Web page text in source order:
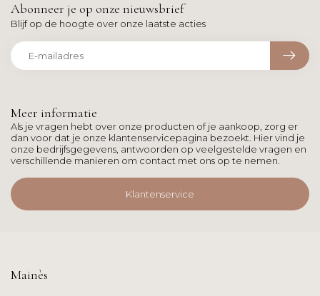
Meer informatie
Als je vragen hebt over onze producten of je aankoop, zorg er
dan voor dat je onze klantenservicepagina bezoekt. Hier vind je
onze bedrijfsgegevens, antwoorden op veelgestelde vragen en
verschillende manieren om contact met ons op te nemen.
Klantenservice
Abonneer je op onze nieuwsbrief
Blijf op de hoogte over onze laatste acties
Mainès